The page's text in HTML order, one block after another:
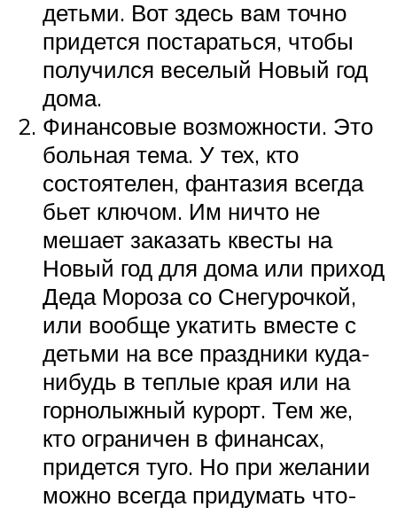
детьми. Вот здесь вам точно
придется постараться, чтобы
получился веселый Новый год
дома.
Финансовые возможности. Это
больная тема. У тех, кто
состоятелен, фантазия всегда
бьет ключом. Им ничто не
мешает заказать квесты на
Новый год для дома или приход
Деда Мороза со Снегурочкой,
или вообще укатить вместе с
детьми на все праздники куда-
нибудь в теплые края или на
горнолыжный курорт. Тем же,
кто ограничен в финансах,
придется туго. Но при желании
можно всегда придумать что-